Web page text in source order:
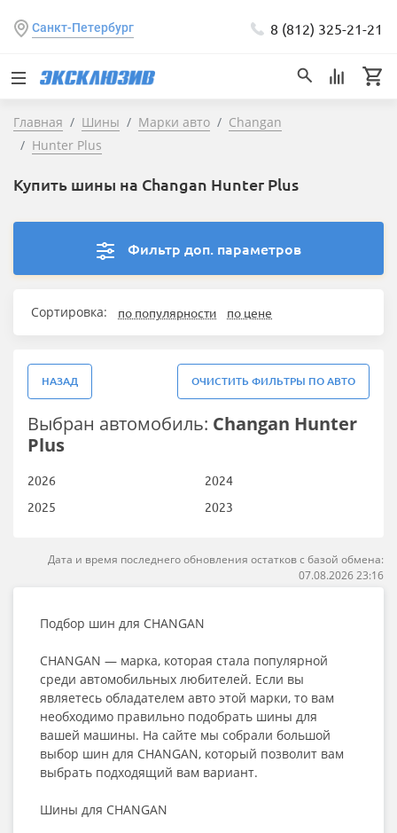
Санкт-Петербург 8 (812) 325-21-21
Главная Шины Марки авто
Changan
Hunter Plus
Купить шины на Changan Hunter Plus
Фильтр доп. параметров
Сортировка: по популярности по цене
НАЗАД ОЧИСТИТЬ ФИЛЬТРЫ ПО АВТО
Выбран автомобиль: Changan Hunter
Plus
2026
2025
2024
2023
Дата и время последнего обновления остатков с базой обмена:
07.08.2026 23:16
Подбор шин для CHANGAN
CHANGAN — марка, которая стала популярной
среди автомобильных любителей. Если вы
являетесь обладателем авто этой марки, то вам
необходимо правильно подобрать шины для
вашей машины. На сайте мы собрали большой
выбор шин для CHANGAN, который позволит вам
выбрать подходящий вам вариант.
Шины для CHANGAN